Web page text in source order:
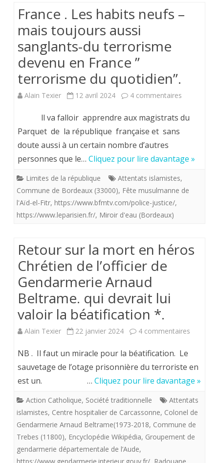
tuent
des
Français
France . Les habits neufs –
mais toujours aussi
sanglants-du terrorisme
devenu en France ”
terrorisme du quotidien”.
Alain Texier 12 avril 2024 4 commentaires
habits
neufs
aussi
en
France
”
terrorisme
du
quotidien”.
ll va falloir apprendre aux magistrats du
Parquet de la république française et sans
doute aussi à un certain nombre d’autres
personnes que le… Cliquez pour lire davantage »
Limites de la république Attentats islamistes,
Commune de Bordeaux (33000), Fête musulmanne de
l'Aïd-el-Fitr, https://www.bfmtv.com/police-justice/,
https://www.leparisien.fr/, Miroir d'eau (Bordeaux)
Retour sur la mort en héros
Chrétien de l’officier de
Gendarmerie Arnaud
Beltrame. qui devrait lui
valoir la béatification *.
Alain Texier 22 janvier 2024 4 commentaires
sur
la
mort
en
héros
NB . Il faut un miracle pour la béatification. Le
sauvetage de l’otage prisonnière du terroriste en
est un. … Cliquez pour lire davantage »
Action Catholique, Société traditionnelle
Attentats
islamistes, Centre hospitalier de Carcassonne, Colonel de
Gendarmerie Arnaud Beltrame(1973-2018, Commune de
Trebes (11800), Encyclopédie Wikipédia, Groupement de
gendarmerie départementale de l’Aude,